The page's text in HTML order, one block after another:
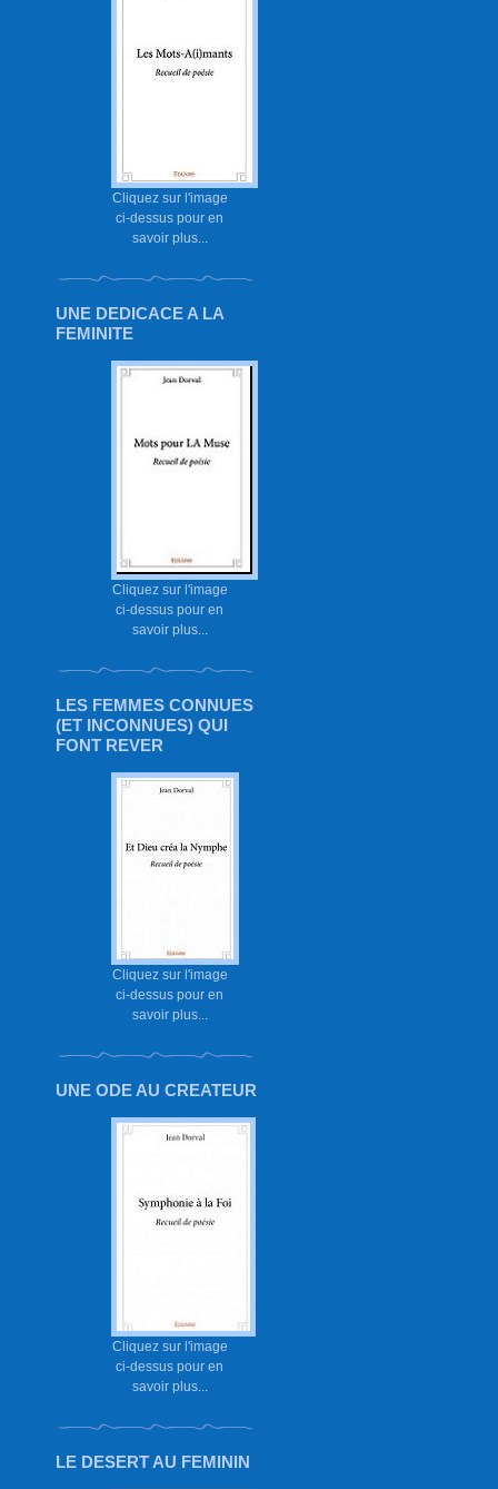
Cliquez sur l'image
ci-dessus pour en
savoir plus...
UNE DEDICACE A LA
FEMINITE
Cliquez sur l'image
ci-dessus pour en
savoir plus...
LES FEMMES CONNUES
(ET INCONNUES) QUI
FONT REVER
Cliquez sur l'image
ci-dessus pour en
savoir plus...
UNE ODE AU CREATEUR
Cliquez sur l'image
ci-dessus pour en
savoir plus...
LE DESERT AU FEMININ